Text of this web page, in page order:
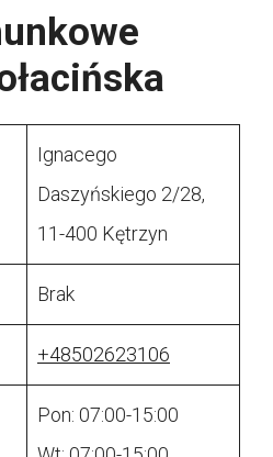
Ignacego
Daszyńskiego 2/28,
11-400 Kętrzyn
Brak
+48502623106
Pon: 07:00-15:00